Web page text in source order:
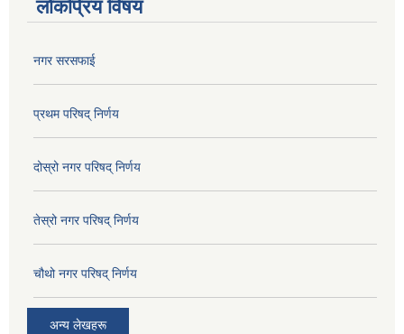
लोकप्रिय विषय
नगर सरसफाई
प्रथम परिषद् निर्णय
दोस्रो नगर परिषद् निर्णय
तेस्रो नगर परिषद् निर्णय
चौथो नगर परिषद् निर्णय
अन्य लेखहरू